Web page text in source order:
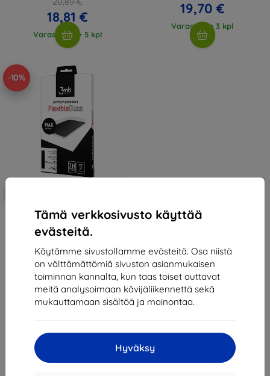
Tämä verkkosivusto käyttää
evästeitä.
Käytämme sivustollamme evästeitä. Osa niistä
on välttämättömiä sivuston asianmukaisen
toiminnan kannalta, kun taas toiset auttavat
meitä analysoimaan kävijäliikennettä sekä
mukauttamaan sisältöä ja mainontaa.
Hyväksy
18,81 €
Varastossa > 5 kpl
19,70 €
Varastossa 3 kpl
-10%
3MK FlexibleGlass Max Moto G5S
black
15,90 €
14,31 €
Varastossa > 5 kpl
yhteensä5.